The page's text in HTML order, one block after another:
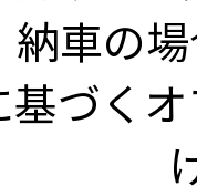
納⾞の
づく